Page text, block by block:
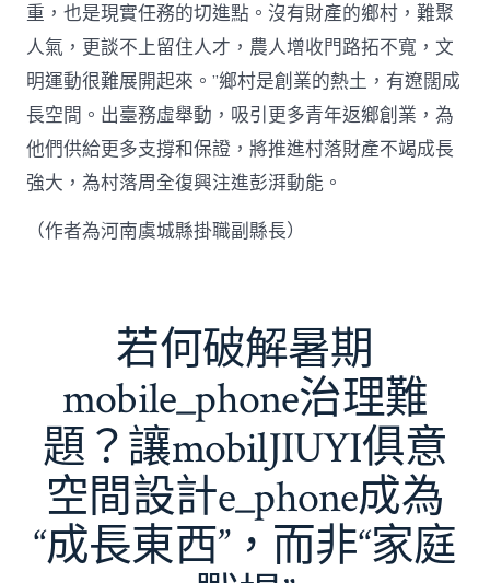
重，也是現實任務的切進點。沒有財產的鄉村，難聚
人氣，更談不上留住人才，農人增收門路拓不寬，文
明運動很難展開起來。”鄉村是創業的熱土，有遼闊成
長空間。出臺務虛舉動，吸引更多青年返鄉創業，為
他們供給更多支撐和保證，將推進村落財產不竭成長
強大，為村落周全復興注進彭湃動能。
（作者為河南虞城縣掛職副縣長）
若何破解暑期
mobile_phone治理難
題？讓mobilJIUYI俱意
空間設計e_phone成為
“成長東西”，而非“家庭